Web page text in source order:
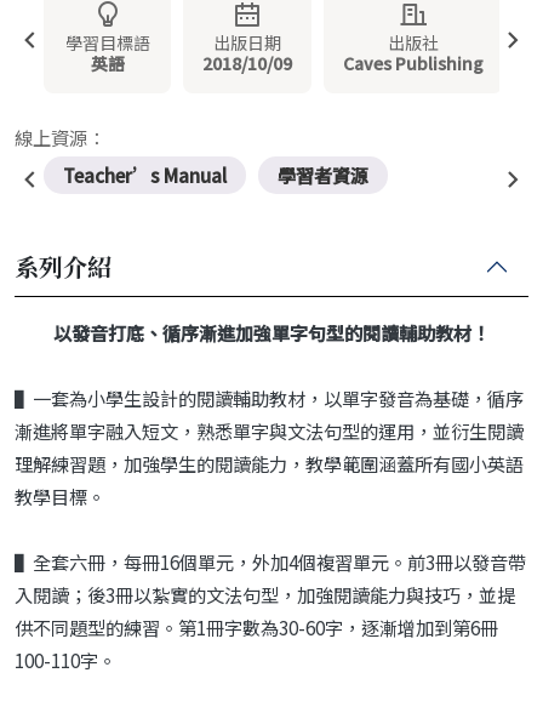
學習目標語
英語
出版日期
2018/10/09
出版社
Caves Publishing
線上資源：
Teacher’s Manual
學習者資源
系列介紹
以發音打底、循序漸進加強單字句型的閱讀輔助教材！
▌一套為小學生設計的閱讀輔助教材，以單字發音為基礎，循序
漸進將單字融入短文，熟悉單字與文法句型的運用，並衍生閱讀
理解練習題，加強學生的閱讀能力，教學範圍涵蓋所有國小英語
教學目標。
▌全套六冊，每冊16個單元，外加4個複習單元。前3冊以發音帶
入閱讀；後3冊以紮實的文法句型，加強閱讀能力與技巧，並提
供不同題型的練習。第1冊字數為30-60字，逐漸增加到第6冊
100-110字。